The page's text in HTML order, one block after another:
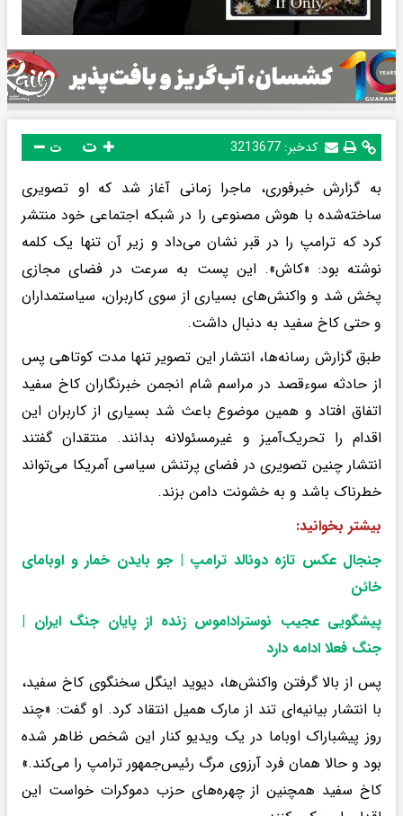
کدخبر: 3213677 ت
به گزارش خبرفوری، ماجرا زمانی آغاز شد که او تصویری
ساخته‌شده با هوش مصنوعی را در شبکه اجتماعی خود منتشر
کرد که ترامپ را در قبر نشان می‌داد و زیر آن تنها یک کلمه
نوشته بود: «کاش». این پست به سرعت در فضای مجازی
پخش شد و واکنش‌های بسیاری از سوی کاربران، سیاستمداران
و حتی کاخ سفید به دنبال داشت.
طبق گزارش رسانه‌ها، انتشار این تصویر تنها مدت کوتاهی پس
از حادثه سوءقصد در مراسم شام انجمن خبرنگاران کاخ سفید
اتفاق افتاد و همین موضوع باعث شد بسیاری از کاربران این
اقدام را تحریک‌آمیز و غیرمسئولانه بدانند. منتقدان گفتند
انتشار چنین تصویری در فضای پرتنش سیاسی آمریکا می‌تواند
خطرناک باشد و به خشونت دامن بزند.
بیشتر بخوانید:‌
جنجال عکس تازه دونالد ترامپ | جو بایدن خمار و اوبامای
خائن
پیشگویی عجیب نوستراداموس زنده از پایان جنگ ایران |
جنگ فعلا ادامه دارد
پس از بالا گرفتن واکنش‌ها، دیوید اینگل سخنگوی کاخ سفید،
با انتشار بیانیه‌ای تند از مارک همیل انتقاد کرد. او گفت: «چند
روز پیشباراک اوباما در یک ویدیو کنار این شخص ظاهر شده
بود و حالا همان فرد آرزوی مرگ رئیس‌جمهور ترامپ را می‌کند.»
کاخ سفید همچنین از چهره‌های حزب دموکرات خواست این